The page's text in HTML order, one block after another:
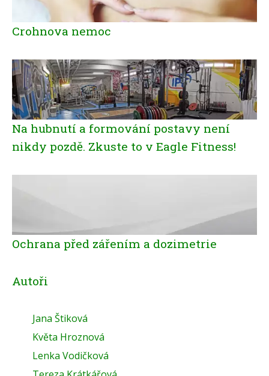
Crohnova nemoc
Na hubnutí a formování postavy není
nikdy pozdě. Zkuste to v Eagle Fitness!
Ochrana před zářením a dozimetrie
Autoři
Jana Štiková
Květa Hroznová
Lenka Vodičková